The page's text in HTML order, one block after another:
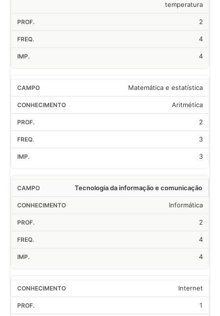
temperatura
2
4
4
Matemática e estatística
Aritmética
2
3
3
Tecnologia da informação e comunicação
Informática
2
4
4
Internet
1